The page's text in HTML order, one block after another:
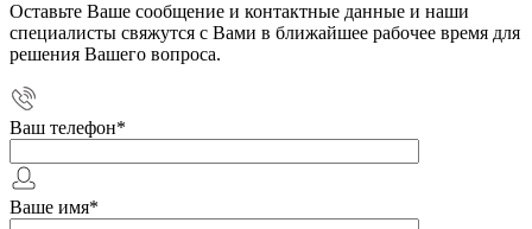
Оставьте Ваше сообщение и контактные данные и наши
специалисты свяжутся с Вами в ближайшее рабочее время для
решения Вашего вопроса.
Ваш телефон*
Ваше имя*